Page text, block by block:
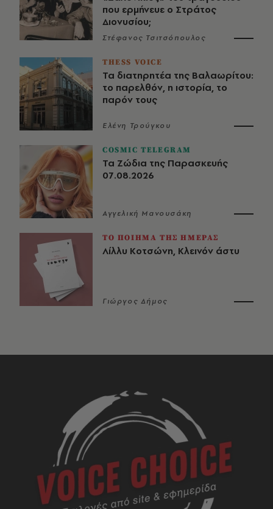
που ερμήνευε ο Στράτος
Διονυσίου;
Στέφανος Τσιτσόπουλος
THESS VOICE
Τα διατηρητέα της Βαλαωρίτου:
το παρελθόν, η ιστορία, το
παρόν τους
Ελένη Τρούγκου
COSMIC TELEGRAM
Τα Ζώδια της Παρασκευής
07.08.2026
Αγγελική Μανουσάκη
ΤΟ ΠΟΙΗΜΑ ΤΗΣ ΗΜΕΡΑΣ
Λίλλυ Κοτσώνη, Κλεινόν άστυ
Γιώργος Δήμος